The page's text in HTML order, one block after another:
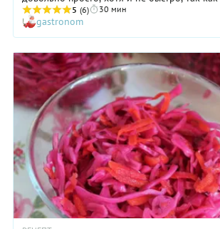
просаливания в течение двух дней. Что ж,
чтобы нашинкованная красная капуста
потом пропиталась маринадом! Радует то,
контроля эта заготовка не требует,
хотя и растянутое во времени, будет
Обратите внимание: мариновать капусту
использованием красного винного уксуса.
нет такого, возьмите обычный столовый
яблочный.
5 (6) 30 мин
gastronom